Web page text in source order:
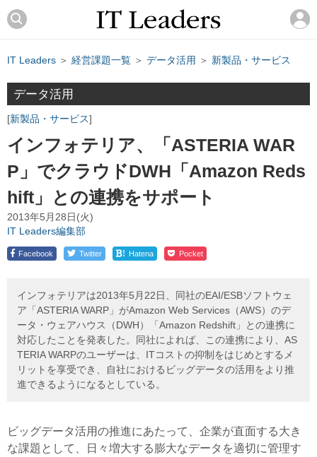
IT Leaders ＞ 経営課題一覧 ＞ データ活用 ＞ 新製品・サービス
データ活用
新製品・サービス
インフォテリア、「ASTERIA WAR
P」でクラウドDWH「Amazon Reds
hift」との連携をサポート
2013年5月28日(火)
IT Leaders編集部
Facebook Twitter ! Hatena Pocket
インフォテリアは2013年5月22日、同社のEAI/ESBソフトウェ
ア「ASTERIA WARP」がAmazon Web Services（AWS）のデ
ータ・ウェアハウス（DWH）「Amazon Redshift」との連携に
対応したことを発表した。同社によれば、この連携により、AS
TERIA WARPのユーザーは、ITコストの抑制をはじめとするメ
リットを享受でき、自社におけるビッグデータの活用をより推
進できるようになるとしている。
ビッグデータ活用の推進にあたって、企業が直面する大き
な課題として、日々増大する膨大なデータを適切に管理す